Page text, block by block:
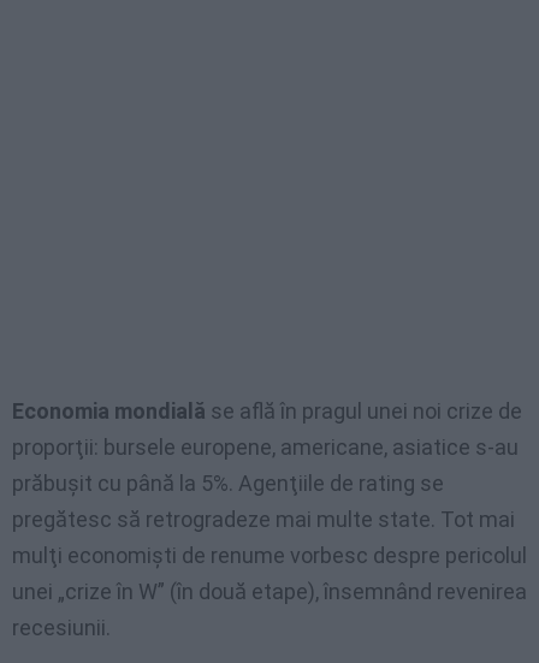
Economia mondială se află în pragul unei noi crize de
proporţii: bursele europene, americane, asiatice s-au
prăbuşit cu până la 5%. Agenţiile de rating se
pregătesc să retrogradeze mai multe state. Tot mai
mulţi economişti de renume vorbesc despre pericolul
unei „crize în W” (în două etape), însemnând revenirea
recesiunii.